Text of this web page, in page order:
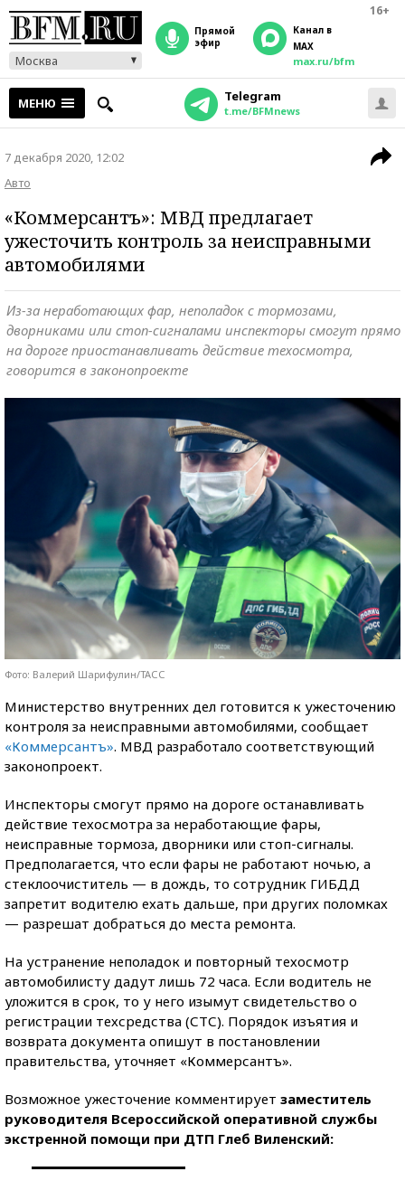
16+
Москва
прямой
эфир
Канал в
MAX
max.ru/bfm
МЕНЮ Telegram
t.me/BFMnews
7 декабря 2020, 12:02
Авто
«Коммерсантъ»: МВД предлагает
ужесточить контроль за неисправными
автомобилями
Из-за неработающих фар, неполадок с тормозами,
дворниками или стоп-сигналами инспекторы смогут прямо
на дороге приостанавливать действие техосмотра,
говорится в законопроекте
Фото: Валерий Шарифулин/ТАСС
Министерство внутренних дел готовится к ужесточению
контроля за неисправными автомобилями, сообщает
«Коммерсантъ». МВД разработало соответствующий
законопроект.
Инспекторы смогут прямо на дороге останавливать
действие техосмотра за неработающие фары,
неисправные тормоза, дворники или стоп-сигналы.
Предполагается, что если фары не работают ночью, а
стеклоочиститель — в дождь, то сотрудник ГИБДД
запретит водителю ехать дальше, при других поломках
— разрешат добраться до места ремонта.
На устранение неполадок и повторный техосмотр
автомобилисту дадут лишь 72 часа. Если водитель не
уложится в срок, то у него изымут свидетельство о
регистрации техсредства (СТС). Порядок изъятия и
возврата документа опишут в постановлении
правительства, уточняет «Коммерсантъ».
Возможное ужесточение комментирует заместитель
руководителя Всероссийской оперативной службы
экстренной помощи при ДТП Глеб Виленский: